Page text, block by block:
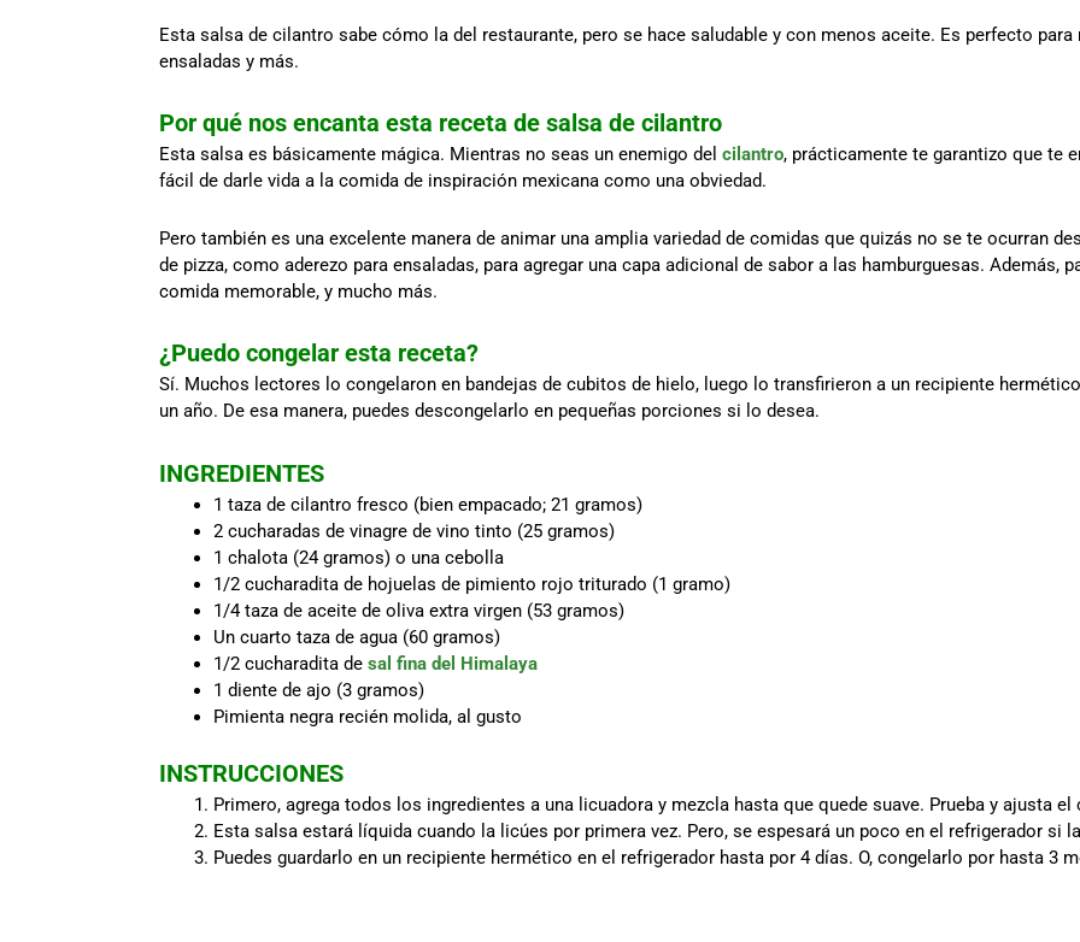
Esta salsa de cilantro sabe cómo la del restaurante, pero se hace saludable y con menos aceite. Es perfecto
ensaladas y más.
Por qué nos encanta esta receta de salsa de cilantro
Esta salsa es básicamente mágica. Mientras no seas un enemigo del cilantro, prácticamente te garantizo que te
fácil de darle vida a la comida de inspiración mexicana como una obviedad.
Pero también es una excelente manera de animar una amplia variedad de comidas que quizás no se te ocurran
de pizza, como aderezo para ensaladas, para agregar una capa adicional de sabor a las hamburguesas. Además,
comida memorable, y mucho más.
¿Puedo congelar esta receta?
Sí. Muchos lectores lo congelaron en bandejas de cubitos de hielo, luego lo transfirieron a un recipiente
un año. De esa manera, puedes descongelarlo en pequeñas porciones si lo desea.
INGREDIENTES
1 taza de cilantro fresco (bien empacado; 21 gramos)
2 cucharadas de vinagre de vino tinto (25 gramos)
1 chalota (24 gramos) o una cebolla
1/2 cucharadita de hojuelas de pimiento rojo triturado (1 gramo)
1/4 taza de aceite de oliva extra virgen (53 gramos)
Un cuarto taza de agua (60 gramos)
1/2 cucharadita de sal fina del Himalaya
1 diente de ajo (3 gramos)
Pimienta negra recién molida, al gusto
INSTRUCCIONES
Primero, agrega todos los ingredientes a una licuadora y mezcla hasta que quede suave. Prueba y ajusta
Esta salsa estará líquida cuando la licúes por primera vez. Pero, se espesará un poco en el refrigerador si
Puedes guardarlo en un recipiente hermético en el refrigerador hasta por 4 días. O, congelarlo por hasta 3